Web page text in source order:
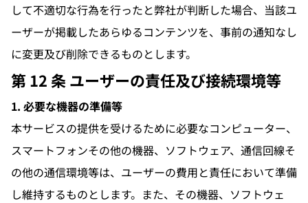
して不適切な行為を行ったと弊社が判断した場合、当該ユ
ーザーが掲載したあらゆるコンテンツを、事前の通知なし
に変更及び削除できるものとします。
第 12 条 ユーザーの責任及び接続環境等
1. 必要な機器の準備等
本サービスの提供を受けるために必要なコンピューター、
スマートフォンその他の機器、ソフトウェア、通信回線そ
の他の通信環境等は、ユーザーの費用と責任において準備
し維持するものとします。また、その機器、ソフトウェ